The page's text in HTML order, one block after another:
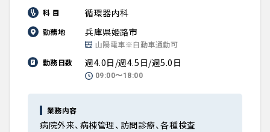
科 目 循環器内科
勤務地 兵庫県姫路市
山陽電車※自動車通勤可
勤務日数
週4.0日/週4.5日/週5.0日
09:00〜18:00
業務内容
病院外来、病棟管理、訪問診療、各種検査